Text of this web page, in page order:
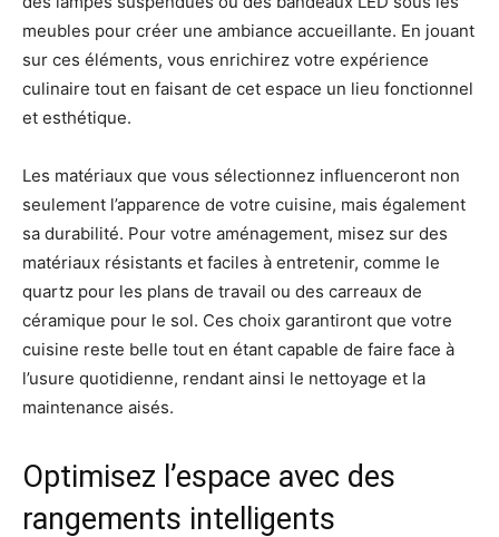
meubles pour créer une ambiance accueillante. En jouant
sur ces éléments, vous enrichirez votre expérience
culinaire tout en faisant de cet espace un lieu fonctionnel
et esthétique.
Les matériaux que vous sélectionnez influenceront non
seulement l’apparence de votre cuisine, mais également
sa durabilité. Pour votre aménagement, misez sur des
matériaux résistants et faciles à entretenir, comme le
quartz pour les plans de travail ou des carreaux de
céramique pour le sol. Ces choix garantiront que votre
cuisine reste belle tout en étant capable de faire face à
l’usure quotidienne, rendant ainsi le nettoyage et la
maintenance aisés.
Optimisez l’espace avec des
rangements intelligents